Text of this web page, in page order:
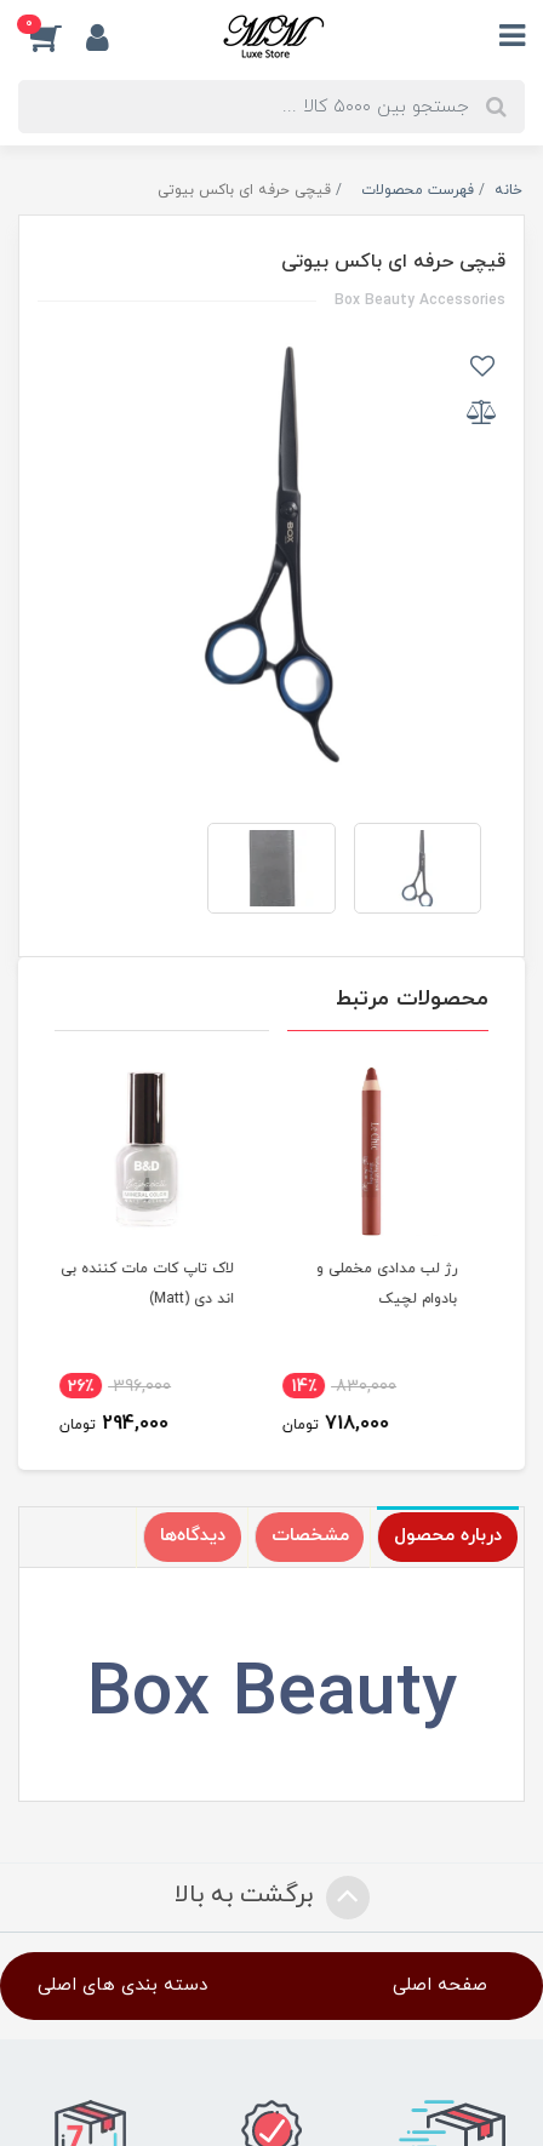
0
خانه فهرست محصولات قیچی حرفه ای باکس بیوتی
قیچی حرفه ای باکس بیوتی
Box Beauty Accessories
محصولات مرتبط
رژ لب مدادی مخملی و
بادوام لچیک
830,000 14٪
718,000 تومان
لاک تاپ کات مات کننده بی
اند دی (Matt)
396,000 26٪
294,000 تومان
درباره محصول مشخصات دیدگاه‌ها
Box Beauty
برگشت به بالا
صفحه اصلی دسته بندی های اصلی